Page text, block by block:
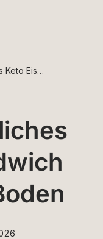
Unwiderstehliches Keto Eis Sandwich mit Schoko-Boden